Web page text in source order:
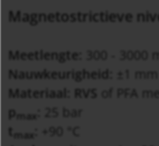
Magnetostrictieve
Meetlengte:
Nauwkeurigheid:
±1 mm
Materiaal: RVS
of PFA
p
max
t
max
+90 °C